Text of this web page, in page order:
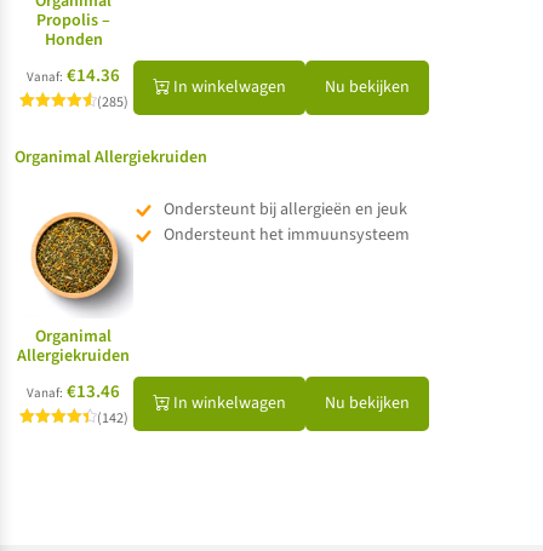
Propolis –
Honden
Vanaf: €14.36
uit 5
(285)
In winkelwagen Nu bekijken
Organimal Allergiekruiden
Organimal
Allergiekruiden
Vanaf: €13.46
(142)
Ondersteunt bij allergieën en jeuk
Ondersteunt het immuunsysteem
In winkelwagen Nu bekijken